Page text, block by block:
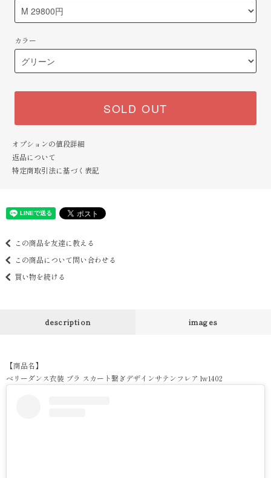
カラー
SOLD OUT
オプションの値段詳細
返品について
特定商取引法に基づく表記
この商品を友達に教える
この商品について問い合わせる
買い物を続ける
description images
【商品名】
ベリーダンス衣装 ブラ スカート繋ぎデザインサテンフレア lw1402